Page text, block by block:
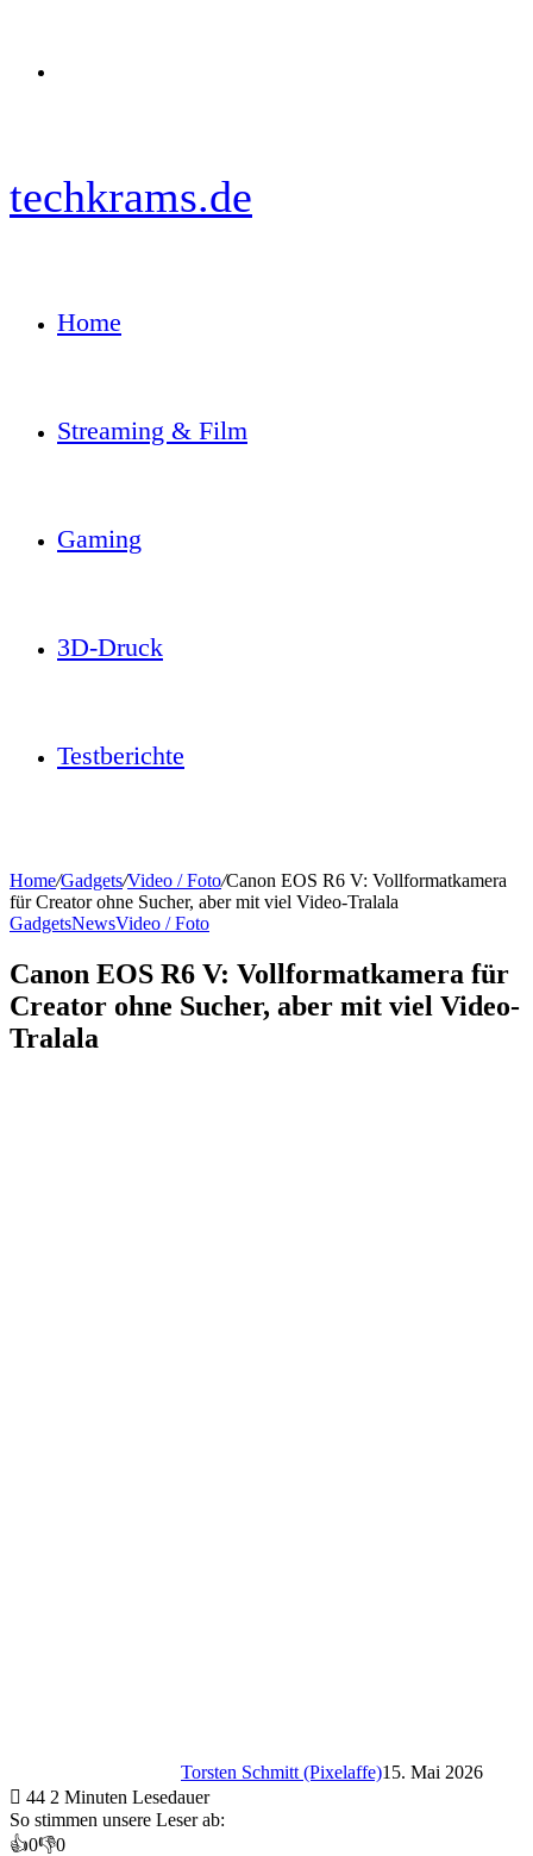
techkrams.de
Home
Streaming & Film
Gaming
3D-Druck
Testberichte
Home/Gadgets/Video / Foto/Canon EOS R6 V: Vollformatkamera
für Creator ohne Sucher, aber mit viel Video-Tralala
GadgetsNewsVideo / Foto
Canon EOS R6 V: Vollformatkamera für
Creator ohne Sucher, aber mit viel Video-
Tralala
Torsten Schmitt (Pixelaffe)15. Mai 2026
44 2 Minuten Lesedauer
So stimmen unsere Leser ab:
👍0👎0